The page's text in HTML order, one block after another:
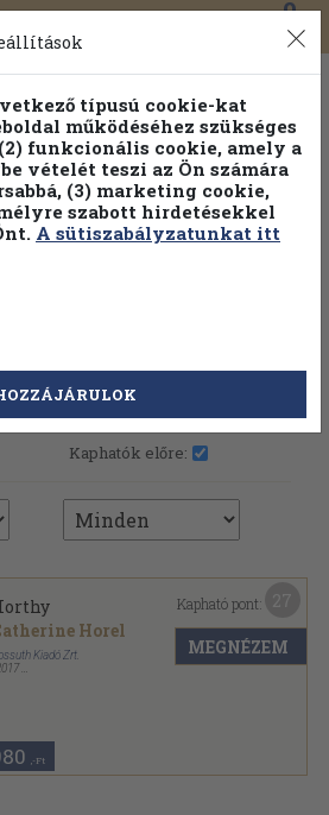
0
Kaphatók előre:
Horel
Kiadó Zrt.
,-Ft
Kapható pont:
MEGNÉZEM
típusú cookie-kat
működéséhez szükséges
funkcionális cookie, amely a
vételét teszi az Ön számára
(3) marketing cookie,
szabott hirdetésekkel
A sütiszabályzatunkat itt